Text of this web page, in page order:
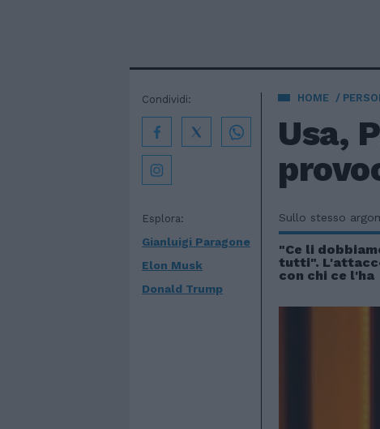
HOME
Usa,
Esplora:
Gianluigi Paragone
Elon Musk
Donald Trump
Condividi:
Sullo stesso
"Ce li
tutti".
con chi ce l'ha